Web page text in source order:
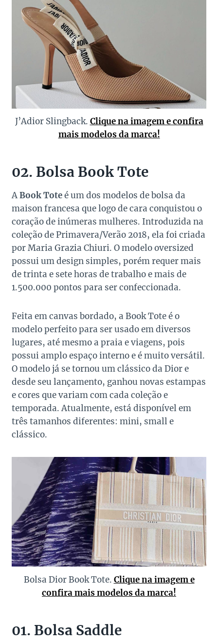
J’Adior Slingback. Clique na imagem e confira
mais modelos da marca!
02. Bolsa Book Tote
ABook Toteé um dos modelos de bolsa da
maison francesa que logo de cara conquistou o
coração de inúmeras mulheres. Introduzida na
coleção de Primavera/Verão 2018, ela foi criada
por Maria Grazia Chiuri. O modelo oversized
possui um design simples, porém requer mais
de trinta e sete horas de trabalho e mais de
1.500.000 pontos para ser confeccionada.
Feita em canvas bordado, a Book Tote é o
modelo perfeito para ser usado em diversos
lugares, até mesmo a praia e viagens, pois
possui amplo espaço interno e é muito versátil.
O modelo já se tornou um clássico da Dior e
desde seu lançamento, ganhou novas estampas
e cores que variam com cada coleção e
temporada. Atualmente, está disponível em
três tamanhos diferentes: mini, small e
clássico.
Bolsa Dior Book Tote. Clique na imagem e
confira mais modelos da marca!
01. Bolsa Saddle